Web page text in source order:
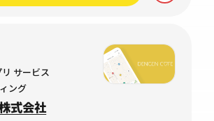
サービス
ング
式会社